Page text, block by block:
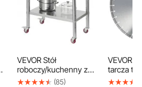
VEVOR Stół
roboczy/kuchenny ze
stali nierdzewnej (90 x
(85)
VEVOR
tarcza
betonu,